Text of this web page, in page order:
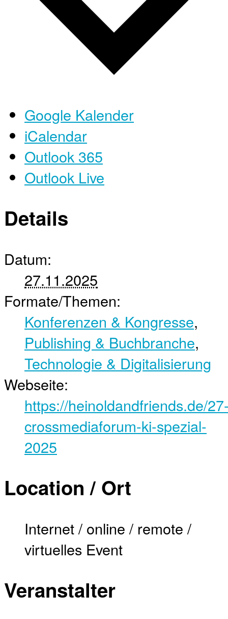
Google Kalender
iCalendar
Outlook 365
Outlook Live
Details
Datum:
27.11.2025
Formate/Themen:
Konferenzen & Kongresse,
Publishing & Buchbranche,
Technologie & Digitalisierung
Webseite:
https://heinoldandfriends.de/
crossmediaforum-ki-spezial-
2025
Location / Ort
Internet / online / remote /
virtuelles Event
Veranstalter